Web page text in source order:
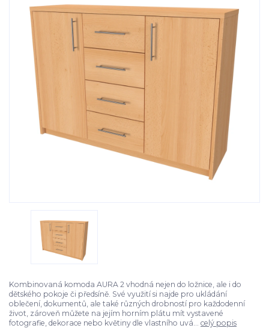
Kombinovaná komoda AURA 2 vhodná nejen do ložnice, ale i do
dětského pokoje či předsíně. Své využití si najde pro ukládání
oblečení, dokumentů, ale také různých drobností pro každodenní
život, zároveň můžete na jejím horním plátu mít vystavené
fotografie, dekorace nebo květiny dle vlastního uvá... celý popis